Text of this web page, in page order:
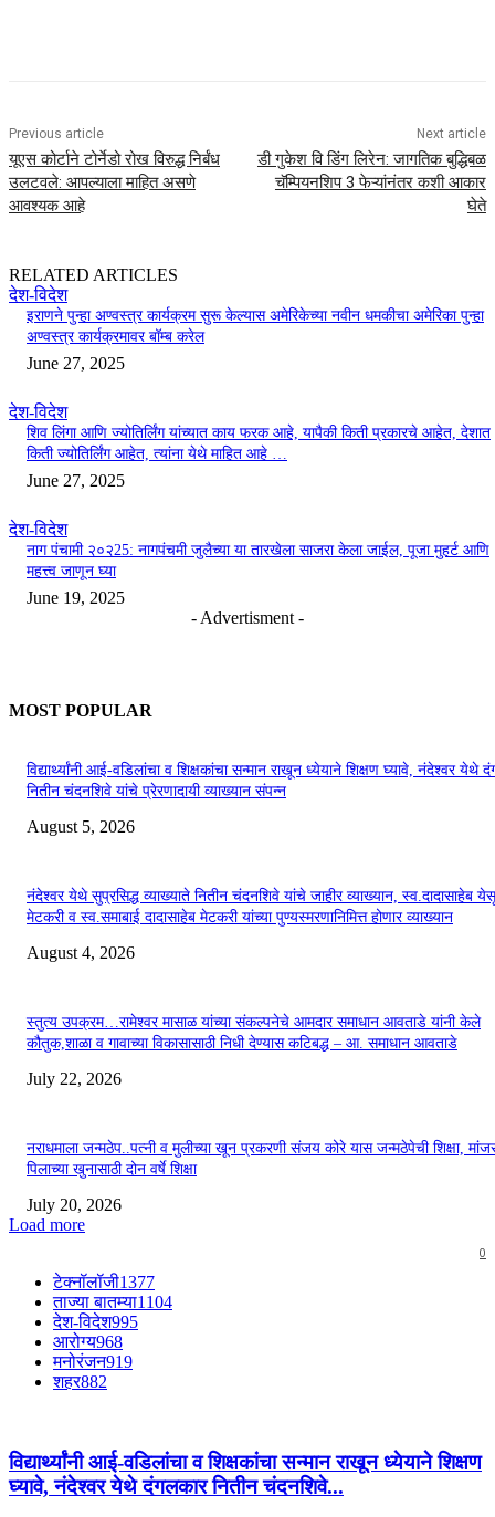
Previous article
यूएस कोर्टाने टोर्नेडो रोख विरुद्ध निर्बंध
उलटवले: आपल्याला माहित असणे
आवश्यक आहे
Next article
डी गुकेश वि डिंग लिरेन: जागतिक बुद्धिबळ
चॅम्पियनशिप 3 फेऱ्यांनंतर कशी आकार
घेते
RELATED ARTICLES
देश-विदेश
इराणने पुन्हा अण्वस्त्र कार्यक्रम सुरू केल्यास अमेरिकेच्या नवीन धमकीचा अमेरिका पुन्हा
अण्वस्त्र कार्यक्रमावर बॉम्ब करेल
June 27, 2025
देश-विदेश
शिव लिंगा आणि ज्योतिर्लिंग यांच्यात काय फरक आहे, यापैकी किती प्रकारचे आहेत, देशात
किती ज्योतिर्लिंग आहेत, त्यांना येथे माहित आहे …
June 27, 2025
देश-विदेश
नाग पंचामी २०२25: नागपंचमी जुलैच्या या तारखेला साजरा केला जाईल, पूजा मुहर्ट आणि
महत्त्व जाणून घ्या
June 19, 2025
- Advertisment -
MOST POPULAR
विद्यार्थ्यांनी आई-वडिलांचा व शिक्षकांचा सन्मान राखून ध्येयाने शिक्षण घ्यावे, नंदेश्वर येथे
नितीन चंदनशिवे यांचे प्रेरणादायी व्याख्यान संपन्न
August 5, 2026
नंदेश्वर येथे सुप्रसिद्ध व्याख्याते नितीन चंदनशिवे यांचे जाहीर व्याख्यान, स्व.दादासाहेब येसू
मेटकरी व स्व.समाबाई दादासाहेब मेटकरी यांच्या पुण्यस्मरणानिमित्त होणार व्याख्यान
August 4, 2026
स्तुत्य उपक्रम…रामेश्वर मासाळ यांच्या संकल्पनेचे आमदार समाधान आवताडे यांनी केले
कौतुक,शाळा व गावाच्या विकासासाठी निधी देण्यास कटिबद्ध – आ. समाधान आवताडे
July 22, 2026
नराधमाला जन्मठेप..पत्नी व मुलीच्या खून प्रकरणी संजय कोरे यास जन्मठेपेची शिक्षा,
पिलाच्या खुनासाठी दोन वर्षे शिक्षा
July 20, 2026
Load more
0
टेक्नॉलॉजी1377
ताज्या बातम्या1104
देश-विदेश995
आरोग्य968
मनोरंजन919
शहर882
विद्यार्थ्यांनी आई-वडिलांचा व शिक्षकांचा सन्मान राखून ध्येयाने शिक्षण
घ्यावे, नंदेश्वर येथे दंगलकार नितीन चंदनशिवे...